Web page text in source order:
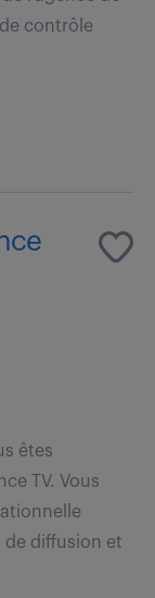
contrôle
êtes
TV. Vous
de diffusion et